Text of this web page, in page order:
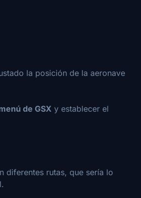
la posición de la aeronave
de GSX y establecer el
diferentes rutas, que sería lo